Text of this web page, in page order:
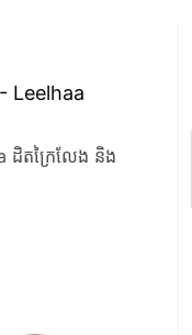
Leelhaa
ដិតក្រៃលែង និង